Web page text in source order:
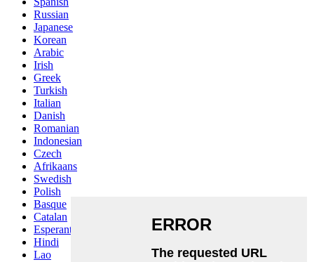
Russian
Japanese
Korean
Arabic
Irish
Greek
Turkish
Italian
Danish
Romanian
Indonesian
Czech
Afrikaans
Swedish
Polish
Basque
Catalan
Esperanto
Hindi
Lao